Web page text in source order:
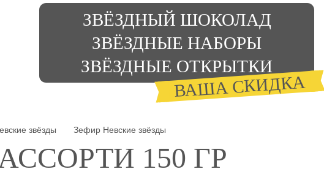
ЗВЁЗДНЫЙ ШОКОЛАД
ЗВЁЗДНЫЕ НАБОРЫ
ЗВЁЗДНЫЕ ОТКРЫТКИ
ВАША СКИДКА
звёзды Зефир Невские звёзды
150 ГР